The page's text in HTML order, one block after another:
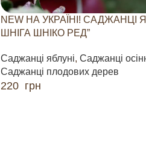
NEW НА УКРАЇНІ! САДЖАНЦІ
ШНІГА ШНІКО РЕД”
Саджанці яблуні, Саджанці
Саджанці плодових дерев
220 грн